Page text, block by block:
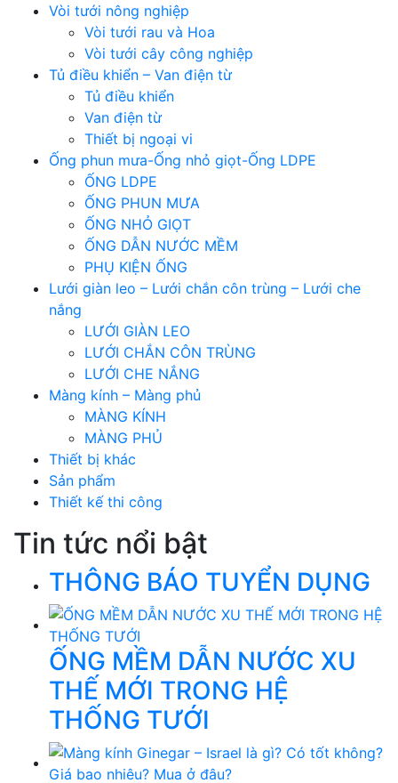
Vòi tưới nông nghiệp
Vòi tưới rau và Hoa
Vòi tưới cây công nghiệp
Tủ điều khiển – Van điện từ
Tủ điều khiển
Van điện từ
Thiết bị ngoại vi
Ống phun mưa-Ống nhỏ giọt-Ống LDPE
ỐNG LDPE
ỐNG PHUN MƯA
ỐNG NHỎ GIỌT
ỐNG DẪN NƯỚC MỀM
PHỤ KIỆN ỐNG
Lưới giàn leo – Lưới chắn côn trùng – Lưới che
nắng
LƯỚI GIÀN LEO
LƯỚI CHẮN CÔN TRÙNG
LƯỚI CHE NẮNG
Màng kính – Màng phủ
MÀNG KÍNH
MÀNG PHỦ
Thiết bị khác
Sản phẩm
Thiết kế thi công
Tin tức nổi bật
THÔNG BÁO TUYỂN DỤNG
ỐNG MỀM DẪN NƯỚC XU
THẾ MỚI TRONG HỆ
THỐNG TƯỚI